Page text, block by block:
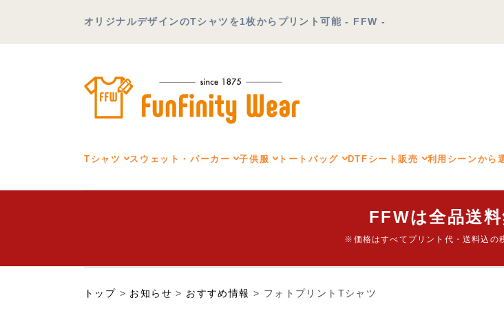
オリジナルデザインのTシャツを1枚からプリント可能 - FFW -
Tシャツ スウェット・パーカー 子供服 トートバッグ DTFシート販売 利用シーンから
FFWは全品送料
※価格はすべてプリント代・送料込の
トップ > お知らせ > おすすめ情報 > フォトプリントTシャツ